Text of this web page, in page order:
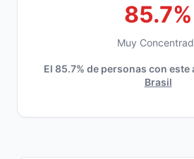
85.7%
Muy
El 85.7% de personas con
Brasil